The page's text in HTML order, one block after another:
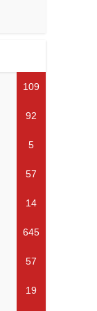
109
92
5
57
14
645
57
19